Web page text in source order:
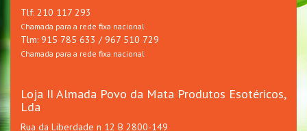
Tlf: 210 117 293
Chamada para a rede fixa nacional
Tlm: 915 785 633 / 967 510 729
Chamada para a rede fixa nacional
Loja II Almada Povo da Mata Produtos Esotéricos,
Lda
Rua da Liberdade n 12 B 2800-149